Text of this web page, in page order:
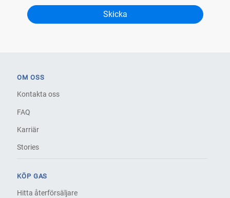
OM OSS
Kontakta oss
FAQ
Karriär
Stories
KÖP GAS
Hitta återförsäljare